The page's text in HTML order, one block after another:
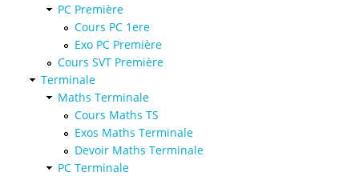
PC Première
Cours PC 1ere
Exo PC Première
Cours SVT Première
Terminale
Maths Terminale
Cours Maths TS
Exos Maths Terminale
Devoir Maths Terminale
PC Terminale